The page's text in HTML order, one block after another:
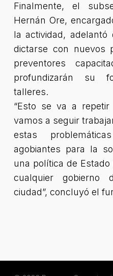
Finalmente, el
Hernán Ore,
la actividad,
dictarse con nuevos
preventores
profundizarán su
talleres.
“Esto se va a
vamos a seguir
estas
agobiantes para la
una política de
cualquier
ciudad”, concluyó el